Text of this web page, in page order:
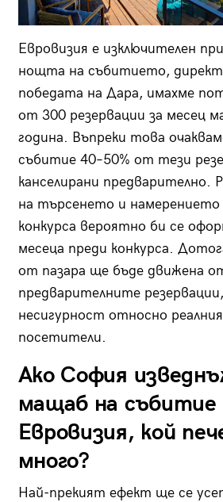
Евровизия е изключителен
нощта на събитието,
победата на Дара, имахме
от 300 резервации за месец
година. Въпреки това
събитие 40–50% от тези
канселирани предварително.
на търсенето и намерението
конкурса вероятно би се
месеца преди конкурса.
от пазара ще бъде движена
предварителните
несигурност относно
посетители.
Ако София
мащаб на събитие
Евровизия, кой
много?
Най-прекият ефект ще се